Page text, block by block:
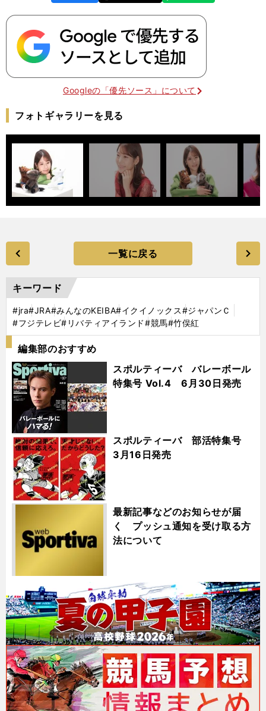
Googleの「優先ソース」について
フォトギャラリーを見る
一覧に戻る
キーワード
#jra#JRA#みんなのKEIBA#イクイノックス#ジャパンＣ
#フジテレビ#リバティアイランド#競馬#竹俣紅
編集部のおすすめ
スポルティーバ バレーボール
特集号 Vol.4 6月30日発売
スポルティーバ 部活特集号
3月16日発売
最新記事などのお知らせが届
く プッシュ通知を受け取る方
法について